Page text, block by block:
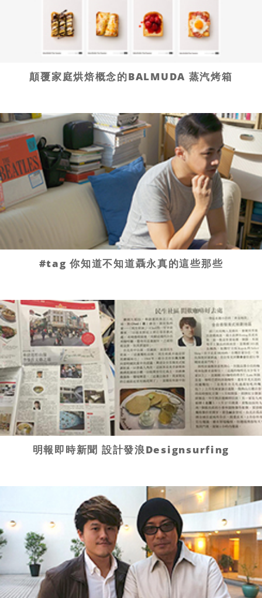
顛覆家庭烘焙概念的BALMUDA 蒸汽烤箱
#tag 你知道不知道聶永真的這些那些
明報即時新聞 設計發浪Designsurfing